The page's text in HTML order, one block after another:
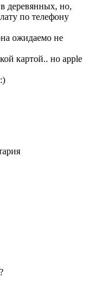
деревянных, но,
по телефону
ожидаемо не
картой.. но apple